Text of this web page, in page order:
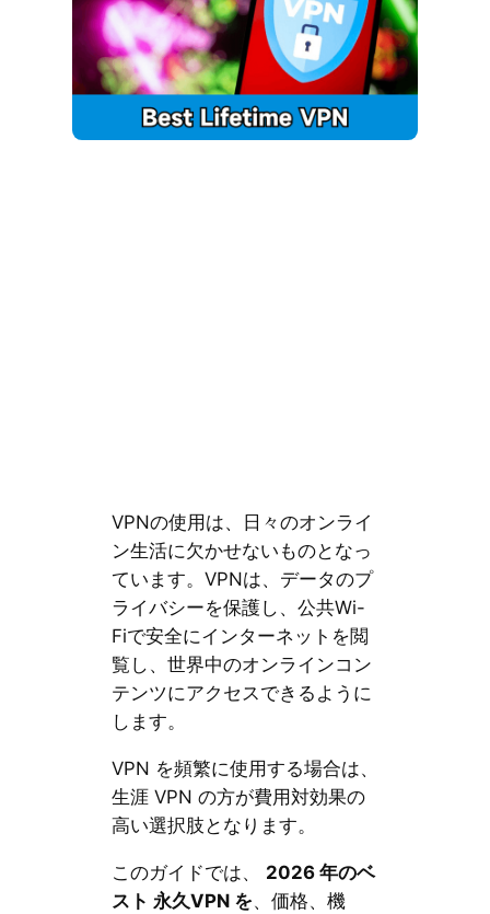
VPNの使用は、日々のオンライ
ン生活に欠かせないものとなっ
ています。VPNは、データのプ
ライバシーを保護し、公共Wi-
Fiで安全にインターネットを閲
覧し、世界中のオンラインコン
テンツにアクセスできるように
します。
VPN を頻繁に使用する場合は、
生涯 VPN の方が費用対効果の
高い選択肢となります。
このガイドでは、 2026 年のベ
スト 永久VPN を、価格、機